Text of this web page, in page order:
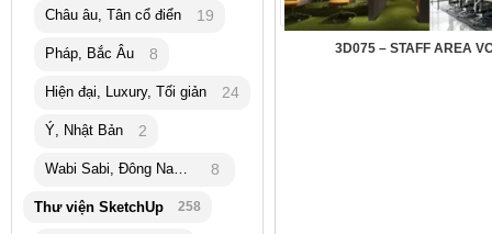
3D075 – STAFF AREA
Châu âu, Tân cổ điển 19
Pháp, Bắc Âu 8
Hiện đại, Luxury, Tối giản 24
Ý, Nhật Bản 2
Wabi Sabi, Đông Nam Á 8
Thư viện SketchUp 258